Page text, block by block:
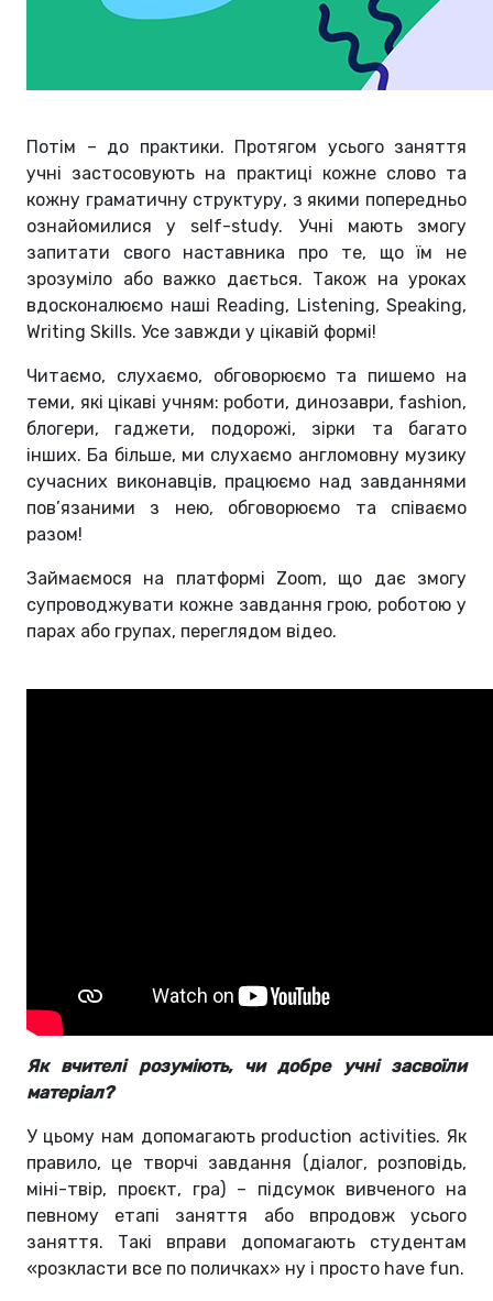
Потім – до практики. Протягом усього заняття
учні застосовують на практиці кожне слово та
кожну граматичну структуру, з якими попередньо
ознайомилися у self-study. Учні мають змогу
запитати свого наставника про те, що їм не
зрозуміло або важко дається. Також на уроках
вдосконалюємо наші Reading, Listening, Speaking,
Writing Skills. Усе завжди у цікавій формі!
Читаємо, слухаємо, обговорюємо та пишемо на
теми, які цікаві учням: роботи, динозаври, fashion,
блогери, гаджети, подорожі, зірки та багато
інших. Ба більше, ми слухаємо англомовну музику
сучасних виконавців, працюємо над завданнями
пов’язаними з нею, обговорюємо та співаємо
разом!
Займаємося на платформі Zoom, що дає змогу
супроводжувати кожне завдання грою, роботою у
парах або групах, переглядом відео.
Як вчителі розуміють, чи добре учні засвоїли
матеріал?
У цьому нам допомагають production activities. Як
правило, це творчі завдання (діалог, розповідь,
міні-твір, проєкт, гра) – підсумок вивченого на
певному етапі заняття або впродовж усього
заняття. Такі вправи допомагають студентам
«розкласти все по поличках» ну і просто have fun.